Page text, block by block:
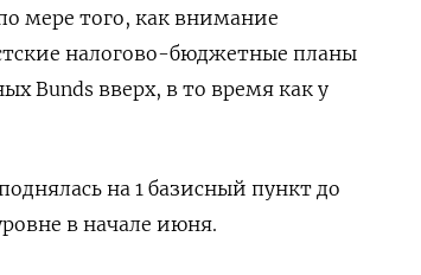
мере того, как внимание
налогово-бюджетные планы
Bunds вверх, в то время как у
на 1 базисный пункт до
в начале июня.